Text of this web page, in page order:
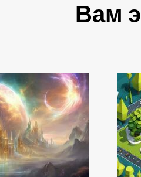
Вам